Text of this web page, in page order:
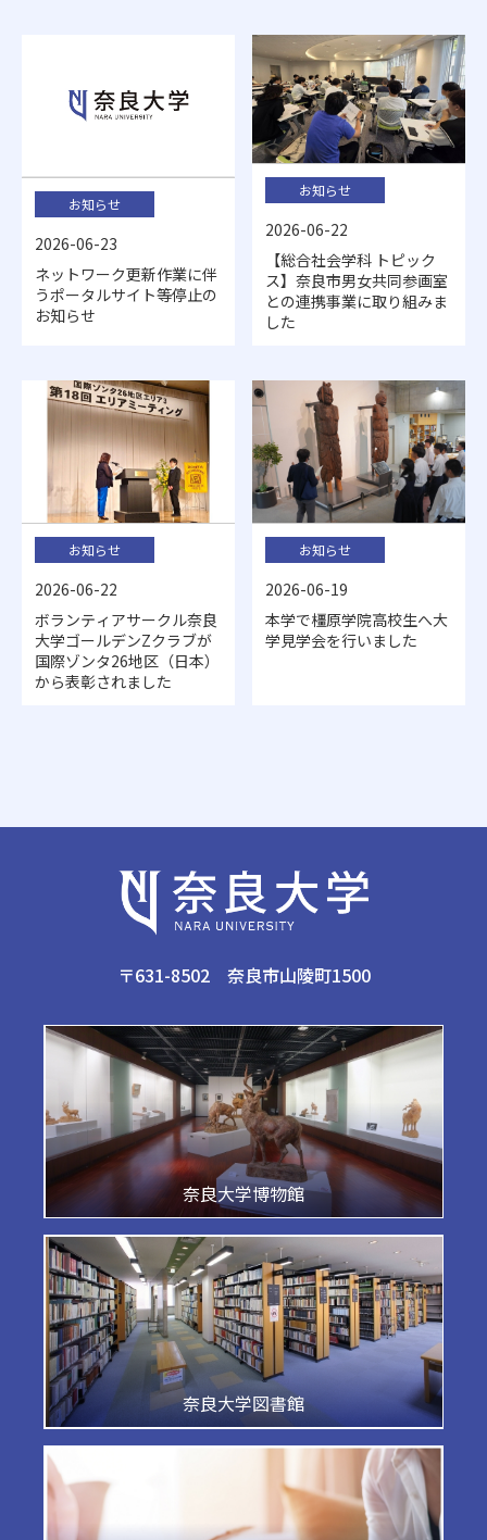
お知らせ
2026-06-23
ネットワーク更新作業に伴
うポータルサイト等停止の
お知らせ
お知らせ
2026-06-22
【総合社会学科 トピック
ス】奈良市男女共同参画室
との連携事業に取り組みま
した
お知らせ
2026-06-22
ボランティアサークル奈良
大学ゴールデンZクラブが
国際ゾンタ26地区（日本）
から表彰されました
お知らせ
2026-06-19
本学で橿原学院高校生へ大
学見学会を行いました
〒631-8502 奈良市山陵町1500
奈良大学博物館
奈良大学図書館